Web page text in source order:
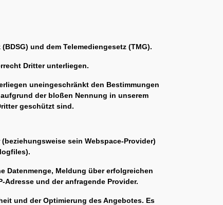
und dem Telemediengesetz (TMG).
Dritter unterliegen.
uneingeschränkt den Bestimmungen
der bloßen Nennung in unserem
geschützt sind.
sein Webspace-Provider)
Datenmenge, Meldung über erfolgreichen
Adresse und der anfragende Provider.
und der Optimierung des Angebotes. Es